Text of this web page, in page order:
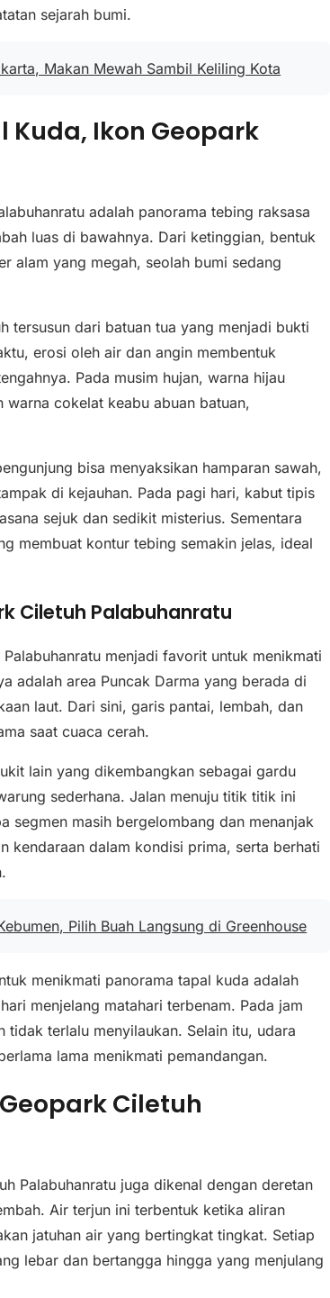
sejarah bumi.
Makan Mewah Sambil Keliling Kota
Kuda, Ikon Geopark
adalah panorama tebing raksasa
luas di bawahnya. Dari ketinggian, bentuk
alam yang megah, seolah bumi sedang
tersusun dari batuan tua yang menjadi bukti
erosi oleh air dan angin membentuk
Pada musim hujan, warna hijau
cokelat keabu abuan batuan,
bisa menyaksikan hamparan sawah,
di kejauhan. Pada pagi hari, kabut tipis
sejuk dan sedikit misterius. Sementara
membuat kontur tebing semakin jelas, ideal
Ciletuh Palabuhanratu
menjadi favorit untuk menikmati
adalah area Puncak Darma yang berada di
laut. Dari sini, garis pantai, lembah, dan
saat cuaca cerah.
lain yang dikembangkan sebagai gardu
sederhana. Jalan menuju titik titik ini
segmen masih bergelombang dan menanjak
kendaraan dalam kondisi prima, serta berhati
Pilih Buah Langsung di Greenhouse
menikmati panorama tapal kuda adalah
menjelang matahari terbenam. Pada jam
terlalu menyilaukan. Selain itu, udara
lama menikmati pemandangan.
Ciletuh
Palabuhanratu juga dikenal dengan deretan
Air terjun ini terbentuk ketika aliran
jatuhan air yang bertingkat tingkat. Setiap
lebar dan bertangga hingga yang menjulang